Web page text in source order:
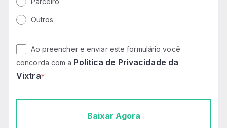
Outros
Ao preencher e enviar este formulário você
concorda com a Política de Privacidade da
Vixtra*